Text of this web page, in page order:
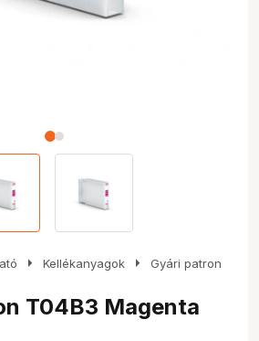
arrow_right Kellékanyagok arrow_right Gyári patron
T04B3 Magenta